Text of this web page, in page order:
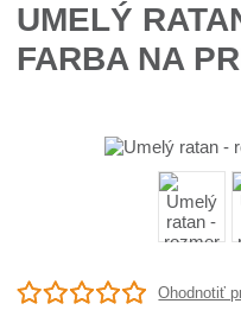
UMELÝ
FARBA NA
Ohodnotiť